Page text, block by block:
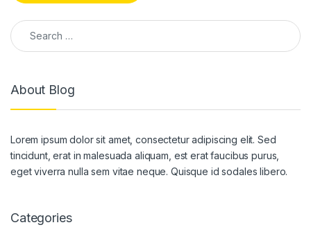
About Blog
Lorem ipsum dolor sit amet, consectetur adipiscing elit. Sed
tincidunt, erat in malesuada aliquam, est erat faucibus purus,
eget viverra nulla sem vitae neque. Quisque id sodales libero.
Categories